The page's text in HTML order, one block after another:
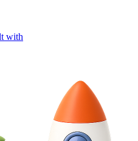
with